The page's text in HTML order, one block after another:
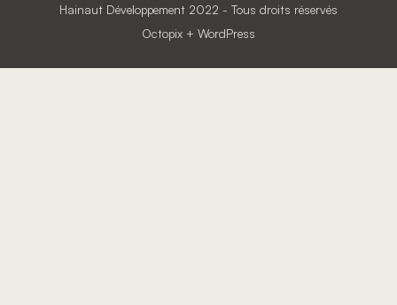
Hainaut Développement 2022 - Tous droits réservés
Octopix + WordPress